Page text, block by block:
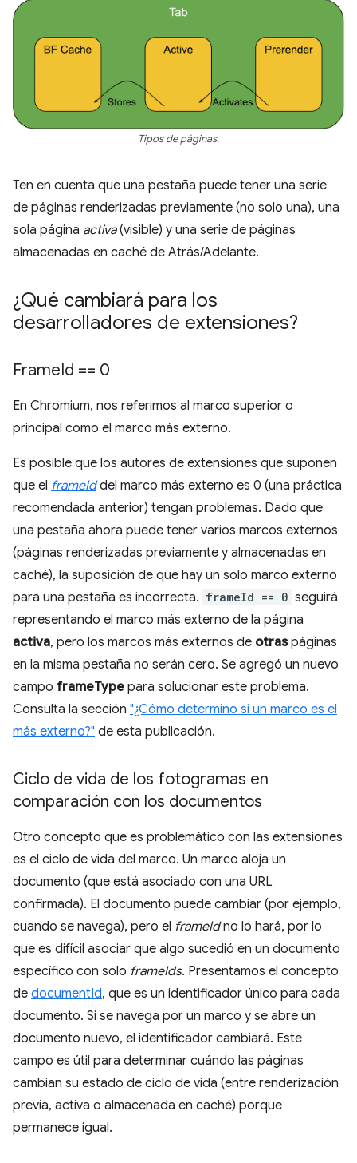
Tipos de páginas.
Ten en cuenta que una pestaña puede tener una serie
de páginas renderizadas previamente (no solo una), una
sola página activa(visible) y una serie de páginas
almacenadas en caché de Atrás/Adelante.
¿Qué cambiará para los
desarrolladores de extensiones?
FrameId == 0
En Chromium, nos referimos al marco superior o
principal como el marco más externo.
Es posible que los autores de extensiones que suponen
que el frameIddel marco más externo es 0 (una práctica
recomendada anterior) tengan problemas. Dado que
una pestaña ahora puede tener varios marcos externos
(páginas renderizadas previamente y almacenadas en
caché), la suposición de que hay un solo marco externo
para una pestaña es incorrecta. frameId == 0 seguirá
representando el marco más externo de la página
activa, pero los marcos más externos de otraspáginas
en la misma pestaña no serán cero. Se agregó un nuevo
campo frameType para solucionar este problema.
Consulta la sección "¿Cómo determino si un marco es el
más externo?" de esta publicación.
Ciclo de vida de los fotogramas en
comparación con los documentos
Otro concepto que es problemático con las extensiones
es el ciclo de vida del marco. Un marco aloja un
documento (que está asociado con una URL
confirmada). El documento puede cambiar (por ejemplo,
cuando se navega), pero el frameIdno lo hará, por lo
que es difícil asociar que algo sucedió en un documento
específico con solo frameIds. Presentamos el concepto
de documentId, que es un identificador único para cada
documento. Si se navega por un marco y se abre un
documento nuevo, el identificador cambiará. Este
campo es útil para determinar cuándo las páginas
cambian su estado de ciclo de vida (entre renderización
previa, activa o almacenada en caché) porque
permanece igual.